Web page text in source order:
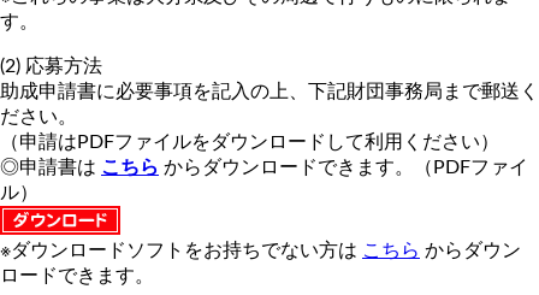
す。
(2) 応募方法
助成申請書に必要事項を記入の上、下記財団事務局まで郵送く
ださい。
（申請はPDFファイルをダウンロードして利用ください）
◎申請書は こちら からダウンロードできます。（PDFファイ
ル）
※ダウンロードソフトをお持ちでない方は こちら からダウン
ロードできます。